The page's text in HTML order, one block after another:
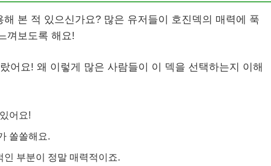
본 적 있으신가요? 많은 유저들이 호진덱의 매력에 푹
껴보도록 해요!
어요! 왜 이렇게 많은 사람들이 이 덱을 선택하는지 이해
어요!
쏠쏠해요.
부분이 정말 매력적이죠.